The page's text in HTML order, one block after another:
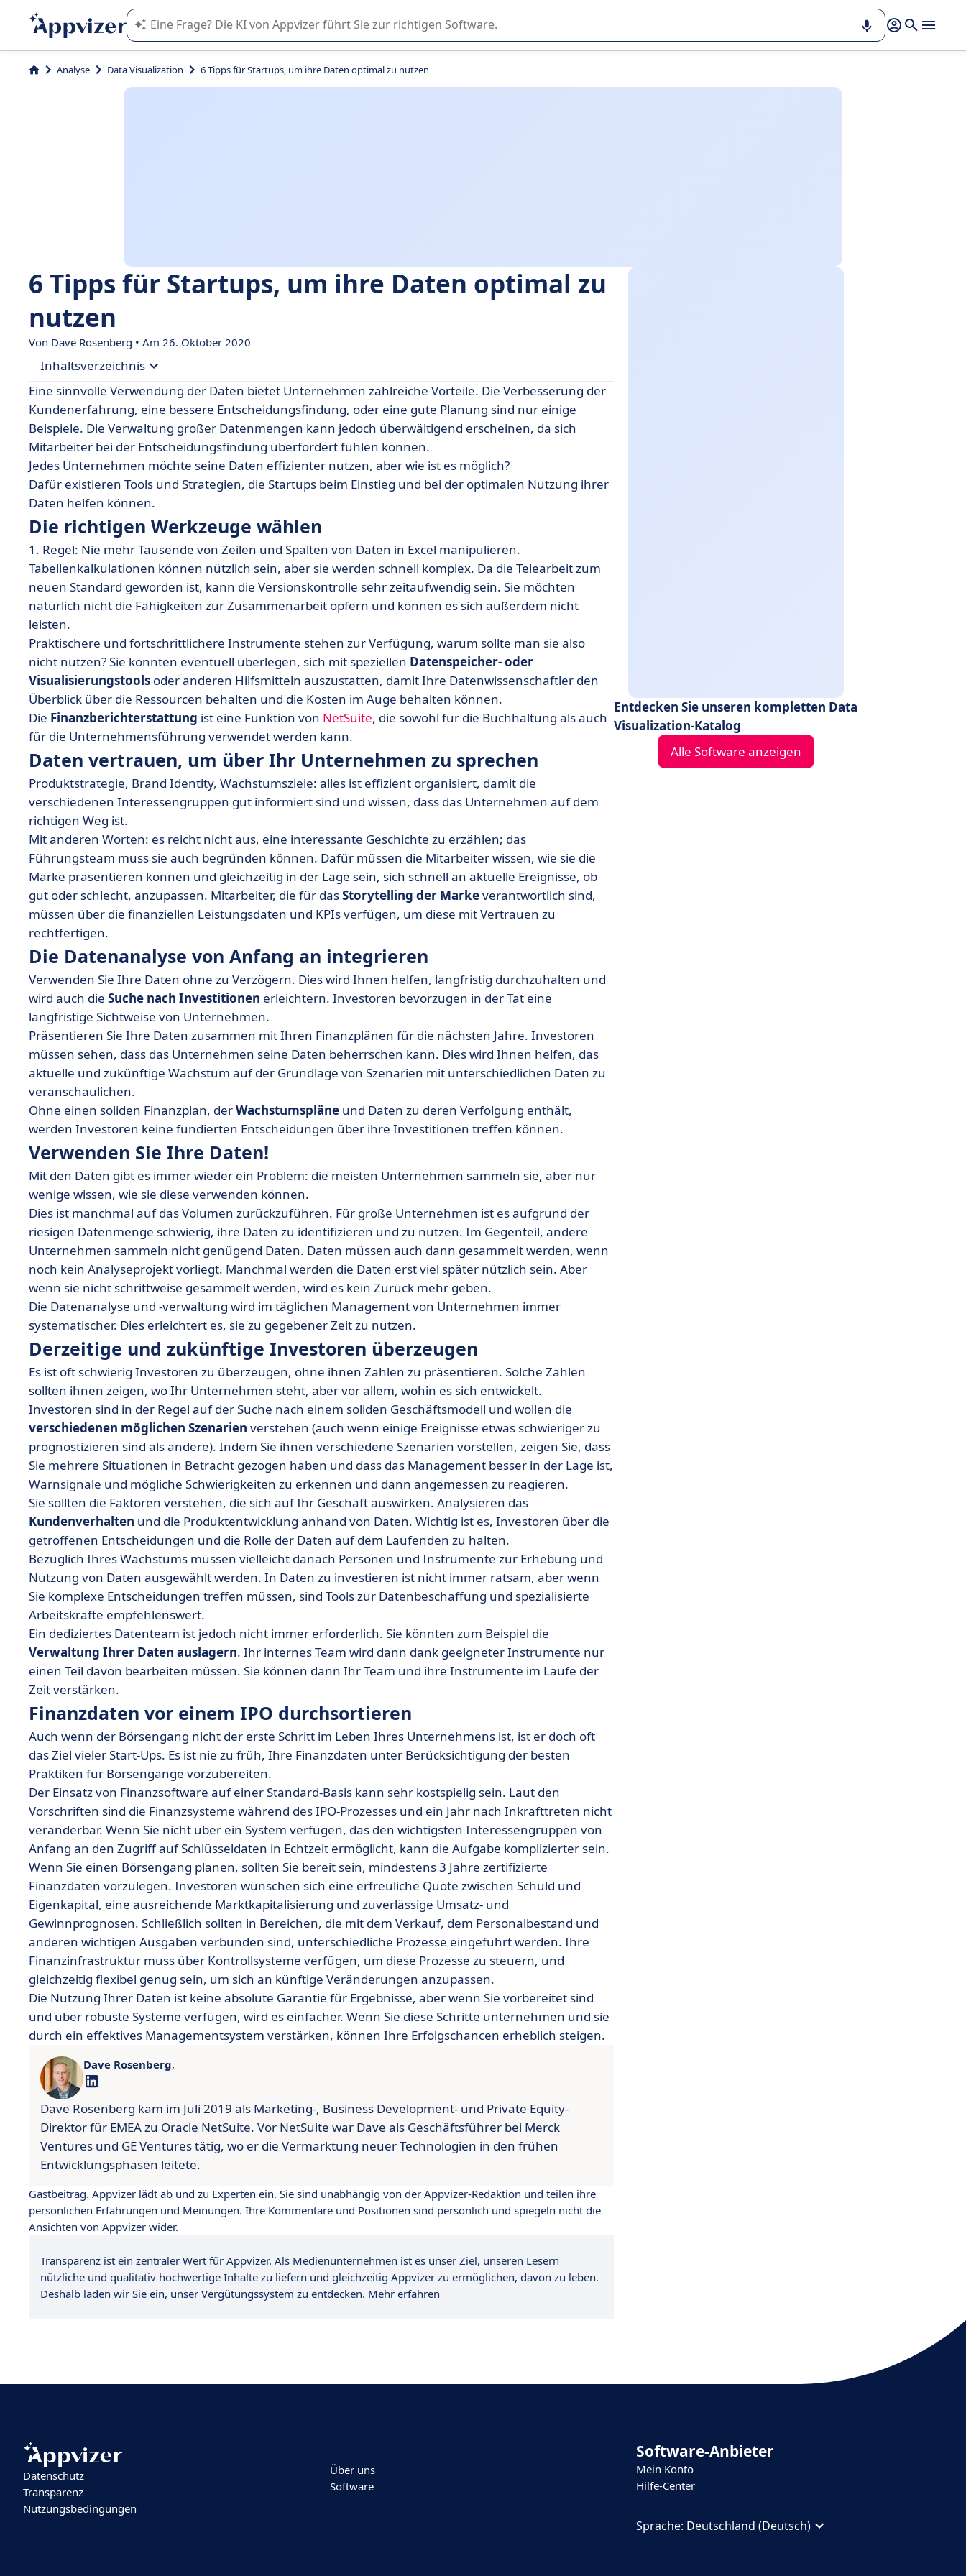
Die KI von Appvizer führt Sie bei der Nutzung oder Auswahl von SaaS-Software in Unternehmen.
Analyse Data Visualization 6 Tipps für Startups, um ihre Daten optimal zu nutzen
6 Tipps für Startups, um ihre Daten optimal zu
nutzen
Von Dave Rosenberg • Am 26. Oktober 2020
Inhaltsverzeichnis
• Die richtigen Werkzeuge wählen
• Daten vertrauen, um über Ihr Unternehmen zu sprechen
• Die Datenanalyse von Anfang an integrieren
• Verwenden Sie Ihre Daten!
• Derzeitige und zukünftige Investoren überzeugen
• Finanzdaten vor einem IPO durchsortieren
Eine sinnvolle Verwendung der Daten bietet Unternehmen zahlreiche Vorteile. Die Verbesserung der
Kundenerfahrung, eine bessere Entscheidungsfindung, oder eine gute Planung sind nur einige
Beispiele. Die Verwaltung großer Datenmengen kann jedoch überwältigend erscheinen, da sich
Mitarbeiter bei der Entscheidungsfindung überfordert fühlen können.
Jedes Unternehmen möchte seine Daten effizienter nutzen, aber wie ist es möglich?
Dafür existieren Tools und Strategien, die Startups beim Einstieg und bei der optimalen Nutzung ihrer
Daten helfen können.
Die richtigen Werkzeuge wählen
1. Regel: Nie mehr Tausende von Zeilen und Spalten von Daten in Excel manipulieren.
Tabellenkalkulationen können nützlich sein, aber sie werden schnell komplex. Da die Telearbeit zum
neuen Standard geworden ist, kann die Versionskontrolle sehr zeitaufwendig sein. Sie möchten
natürlich nicht die Fähigkeiten zur Zusammenarbeit opfern und können es sich außerdem nicht
leisten.
Praktischere und fortschrittlichere Instrumente stehen zur Verfügung, warum sollte man sie also
nicht nutzen? Sie könnten eventuell überlegen, sich mit speziellen Datenspeicher- oder
Visualisierungstools oder anderen Hilfsmitteln auszustatten, damit Ihre Datenwissenschaftler den
Überblick über die Ressourcen behalten und die Kosten im Auge behalten können.
Die Finanzberichterstattung ist eine Funktion von NetSuite, die sowohl für die Buchhaltung als auch
für die Unternehmensführung verwendet werden kann.
Daten vertrauen, um über Ihr Unternehmen zu sprechen
Produktstrategie, Brand Identity, Wachstumsziele: alles ist effizient organisiert, damit die
verschiedenen Interessengruppen gut informiert sind und wissen, dass das Unternehmen auf dem
richtigen Weg ist.
Mit anderen Worten: es reicht nicht aus, eine interessante Geschichte zu erzählen; das
Führungsteam muss sie auch begründen können. Dafür müssen die Mitarbeiter wissen, wie sie die
Marke präsentieren können und gleichzeitig in der Lage sein, sich schnell an aktuelle Ereignisse, ob
gut oder schlecht, anzupassen. Mitarbeiter, die für dasStorytelling der Markeverantwortlich sind,
müssen über die finanziellen Leistungsdaten und KPIs verfügen, um diese mit Vertrauen zu
rechtfertigen.
Die Datenanalyse von Anfang an integrieren
Verwenden Sie Ihre Daten ohne zu Verzögern. Dies wird Ihnen helfen, langfristig durchzuhalten und
wird auch die Suche nach Investitionen erleichtern. Investoren bevorzugen in der Tat eine
langfristige Sichtweise von Unternehmen.
Präsentieren Sie Ihre Daten zusammen mit Ihren Finanzplänen für die nächsten Jahre. Investoren
müssen sehen, dass das Unternehmen seine Daten beherrschen kann. Dies wird Ihnen helfen, das
aktuelle und zukünftige Wachstum auf der Grundlage von Szenarien mit unterschiedlichen Daten zu
veranschaulichen.
Ohne einen soliden Finanzplan, derWachstumspläne und Daten zu deren Verfolgung enthält,
werden Investoren keine fundierten Entscheidungen über ihre Investitionen treffen können.
Verwenden Sie Ihre Daten!
Mit den Daten gibt es immer wieder ein Problem: die meisten Unternehmen sammeln sie, aber nur
wenige wissen, wie sie diese verwenden können.
Dies ist manchmal auf das Volumen zurückzuführen. Für große Unternehmen ist es aufgrund der
riesigen Datenmenge schwierig, ihre Daten zu identifizieren und zu nutzen. Im Gegenteil, andere
Unternehmen sammeln nicht genügend Daten. Daten müssen auch dann gesammelt werden, wenn
noch kein Analyseprojekt vorliegt. Manchmal werden die Daten erst viel später nützlich sein. Aber
wenn sie nicht schrittweise gesammelt werden, wird es kein Zurück mehr geben.
Die Datenanalyse und -verwaltung wird im täglichen Management von Unternehmen immer
systematischer. Dies erleichtert es, sie zu gegebener Zeit zu nutzen.
Derzeitige und zukünftige Investoren überzeugen
Es ist oft schwierig Investoren zu überzeugen, ohne ihnen Zahlen zu präsentieren. Solche Zahlen
sollten ihnen zeigen, wo Ihr Unternehmen steht, aber vor allem, wohin es sich entwickelt.
Investoren sind in der Regel auf der Suche nach einem soliden Geschäftsmodell und wollen die
verschiedenen möglichen Szenarien verstehen (auch wenn einige Ereignisse etwas schwieriger zu
prognostizieren sind als andere). Indem Sie ihnen verschiedene Szenarien vorstellen, zeigen Sie, dass
Sie mehrere Situationen in Betracht gezogen haben und dass das Management besser in der Lage ist,
Warnsignale und mögliche Schwierigkeiten zu erkennen und dann angemessen zu reagieren.
Sie sollten die Faktoren verstehen, die sich auf Ihr Geschäft auswirken. Analysieren das
Kundenverhalten und die Produktentwicklung anhand von Daten. Wichtig ist es, Investoren über die
getroffenen Entscheidungen und die Rolle der Daten auf dem Laufenden zu halten.
Bezüglich Ihres Wachstums müssen vielleicht danach Personen und Instrumente zur Erhebung und
Nutzung von Daten ausgewählt werden. In Daten zu investieren ist nicht immer ratsam, aber wenn
Sie komplexe Entscheidungen treffen müssen, sind Tools zur Datenbeschaffung und spezialisierte
Arbeitskräfte empfehlenswert.
Ein dediziertes Datenteam ist jedoch nicht immer erforderlich. Sie könnten zum Beispiel die
Verwaltung Ihrer Daten auslagern. Ihr internes Team wird dann dank geeigneter Instrumente nur
einen Teil davon bearbeiten müssen. Sie können dann Ihr Team und ihre Instrumente im Laufe der
Zeit verstärken.
Finanzdaten vor einem IPO durchsortieren
Auch wenn der Börsengang nicht der erste Schritt im Leben Ihres Unternehmens ist, ist er doch oft
das Ziel vieler Start-Ups. Es ist nie zu früh, Ihre Finanzdaten unter Berücksichtigung der besten
Praktiken für Börsengänge vorzubereiten.
Der Einsatz von Finanzsoftware auf einer Standard-Basis kann sehr kostspielig sein. Laut den
Vorschriften sind die Finanzsysteme während des IPO-Prozesses und ein Jahr nach Inkrafttreten nicht
veränderbar. Wenn Sie nicht über ein System verfügen, das den wichtigsten Interessengruppen von
Anfang an den Zugriff auf Schlüsseldaten in Echtzeit ermöglicht, kann die Aufgabe komplizierter sein.
Wenn Sie einen Börsengang planen, sollten Sie bereit sein, mindestens 3 Jahre zertifizierte
Finanzdaten vorzulegen. Investoren wünschen sich eine erfreuliche Quote zwischen Schuld und
Eigenkapital, eine ausreichende Marktkapitalisierung und zuverlässige Umsatz- und
Gewinnprognosen. Schließlich sollten in Bereichen, die mit dem Verkauf, dem Personalbestand und
anderen wichtigen Ausgaben verbunden sind, unterschiedliche Prozesse eingeführt werden. Ihre
Finanzinfrastruktur muss über Kontrollsysteme verfügen, um diese Prozesse zu steuern, und
gleichzeitig flexibel genug sein, um sich an künftige Veränderungen anzupassen.
Die Nutzung Ihrer Daten ist keine absolute Garantie für Ergebnisse, aber wenn Sie vorbereitet sind
und über robuste Systeme verfügen, wird es einfacher. Wenn Sie diese Schritte unternehmen und sie
durch ein effektives Managementsystem verstärken, können Ihre Erfolgschancen erheblich steigen.
Dave Rosenberg,
Dave Rosenberg kam im Juli 2019 als Marketing-, Business Development- und Private Equity-
Direktor für EMEA zu Oracle NetSuite. Vor NetSuite war Dave als Geschäftsführer bei Merck
Ventures und GE Ventures tätig, wo er die Vermarktung neuer Technologien in den frühen
Entwicklungsphasen leitete.
Gastbeitrag. Appvizer lädt ab und zu Experten ein. Sie sind unabhängig von der Appvizer-Redaktion und teilen ihre
persönlichen Erfahrungen und Meinungen. Ihre Kommentare und Positionen sind persönlich und spiegeln nicht die
Ansichten von Appvizer wider.
Transparenz ist ein zentraler Wert für Appvizer. Als Medienunternehmen ist es unser Ziel, unseren Lesern
nützliche und qualitativ hochwertige Inhalte zu liefern und gleichzeitig Appvizer zu ermöglichen, davon zu leben.
Deshalb laden wir Sie ein, unser Vergütungssystem zu entdecken. Mehr erfahren
Entdecken Sie unseren kompletten Data
Visualization-Katalog
Alle Software anzeigen
Datenschutz
Transparenz
Nutzungsbedingungen
Über uns
Software
Software-Anbieter
Mein Konto
Hilfe-Center
Sprache: Deutschland (Deutsch)